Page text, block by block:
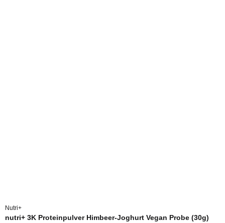
Nutri+
nutri+ 3K Proteinpulver Himbeer-Joghurt Vegan Probe (30g)